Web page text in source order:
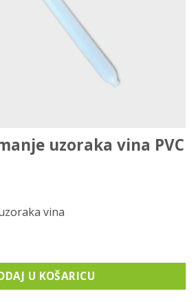
uzoraka vina PVC
vina
vina PVC količina
U KOŠARICU